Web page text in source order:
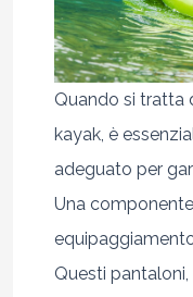
Quando si tratta
kayak, è
adeguato per
Una
Questi